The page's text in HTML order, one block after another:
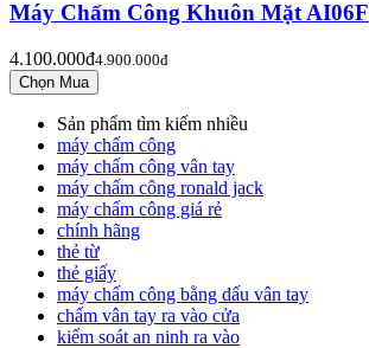
Máy Chấm Công Khuôn Mặt AI06F
4.100.000đ4.900.000đ
Sản phẩm tìm kiếm nhiều
máy chấm công
máy chấm công vân tay
máy chấm công ronald jack
máy chấm công giá rẻ
chính hãng
thẻ từ
thẻ giấy
máy chấm công bằng dấu vân tay
chấm vân tay ra vào cửa
kiểm soát an ninh ra vào